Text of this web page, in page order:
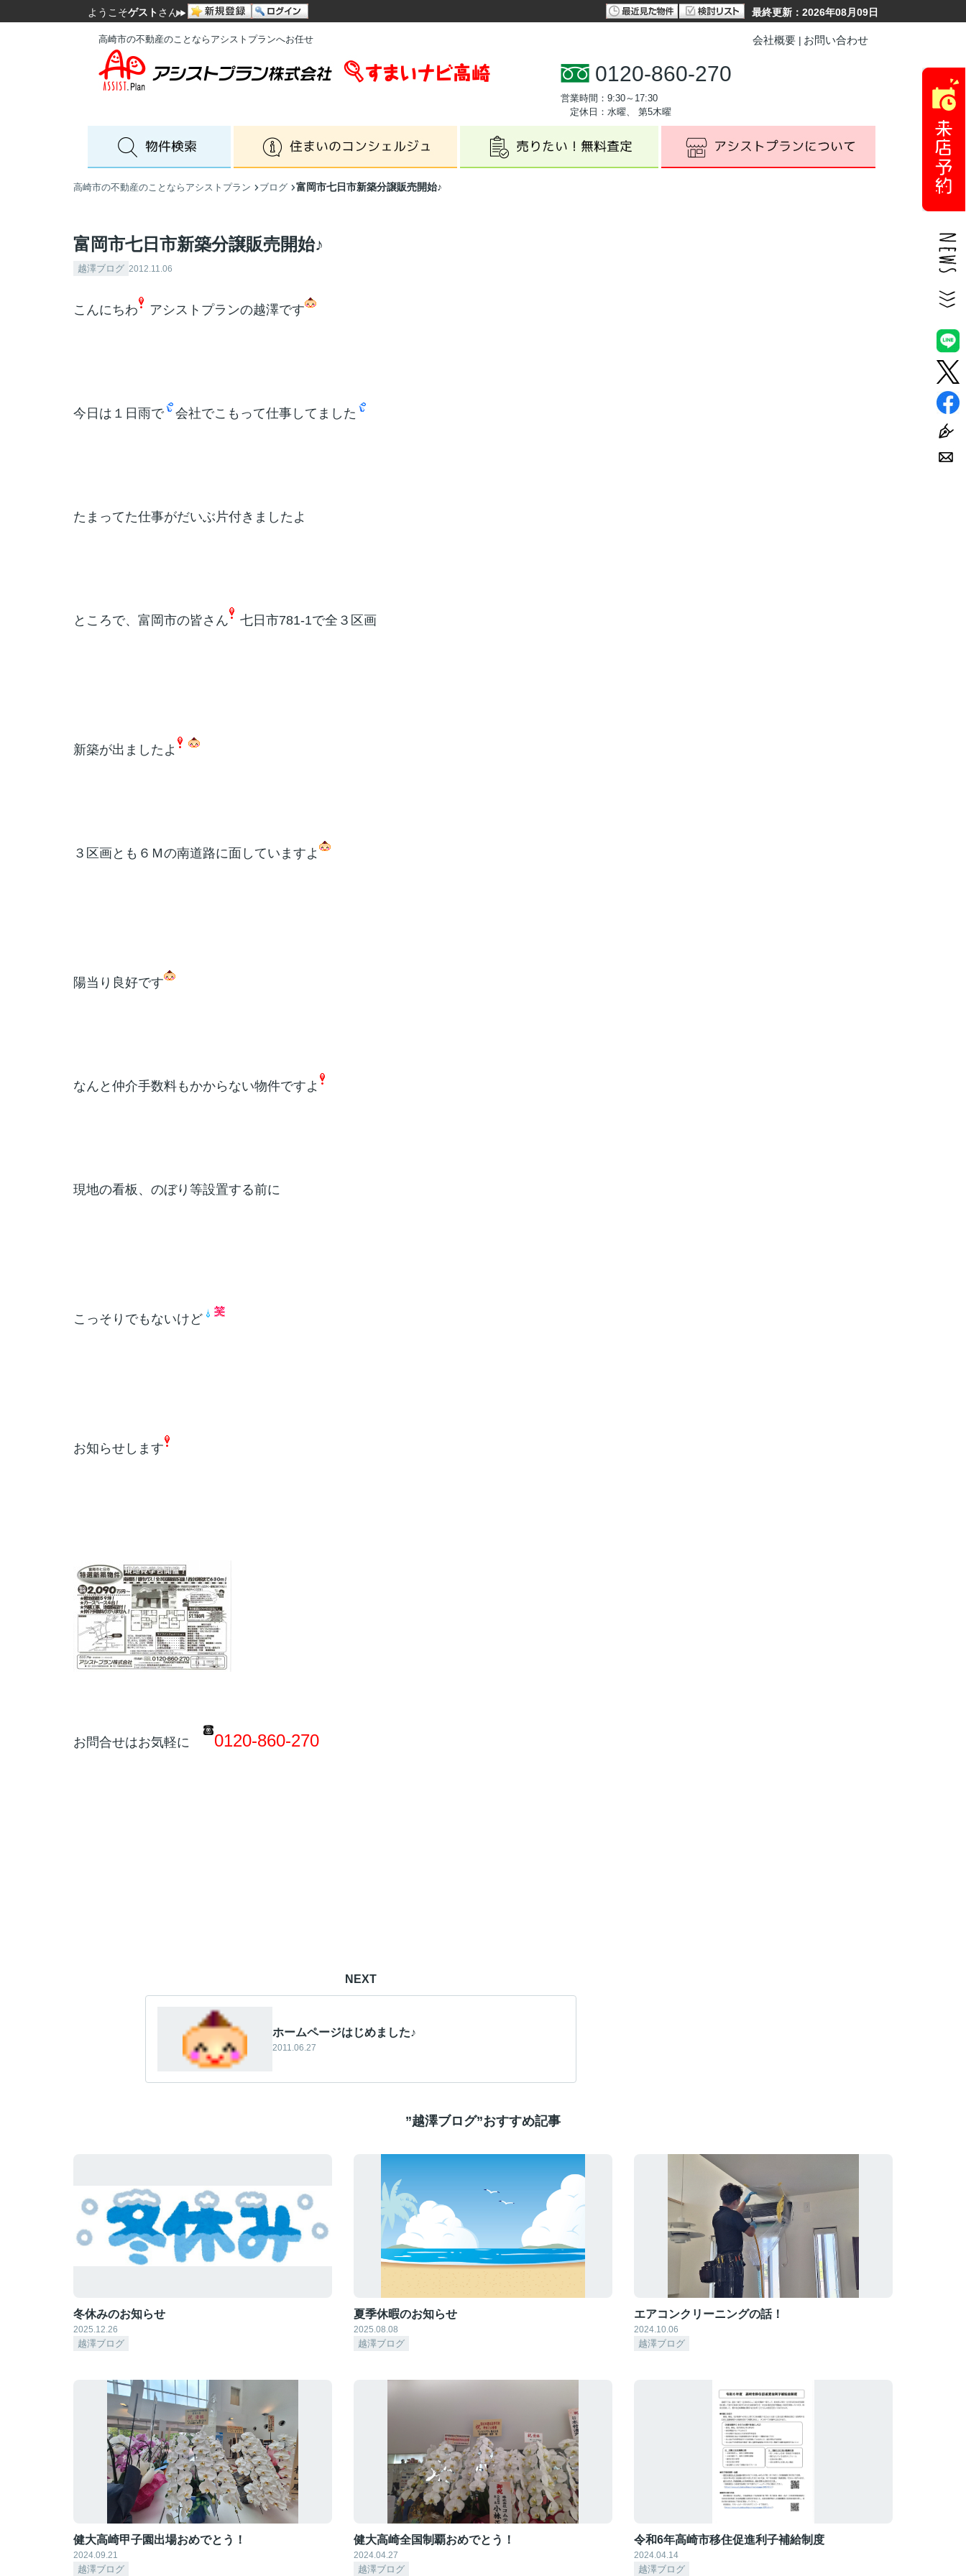
ようこそゲスト さん 最終更新：2026年08月09日
高崎市の不動産のことならアシストプランへお任せ 会社概要 お問い合わせ
0120-860-270
営業時間：9:30～17:30
定休日：水曜、 第5木曜
高崎市の不動産のことならアシストプラン ブログ 富岡市七日市新築分譲販売開始♪
富岡市七日市新築分譲販売開始♪
越澤ブログ 2012.11.06
こんにちわ アシストプランの越澤です
今日は１日雨で 会社でこもって仕事してました
たまってた仕事がだいぶ片付きましたよ
ところで、富岡市の皆さん 七日市781-1で全３区画
新築が出ましたよ
３区画とも６Ｍの南道路に面していますよ
陽当り良好です
なんと仲介手数料もかからない物件ですよ
現地の看板、のぼり等設置する前に
こっそりでもないけど
お知らせします
お問合せはお気軽に 0120-860-270
NEXT
ホームページはじめました♪
2011.06.27
”越澤ブログ”おすすめ記事
冬休みのお知らせ
2025.12.26
越澤ブログ
夏季休暇のお知らせ
2025.08.08
越澤ブログ
エアコンクリーニングの話！
2024.10.06
越澤ブログ
健大高崎甲子園出場おめでとう！
2024.09.21
越澤ブログ
健大高崎全国制覇おめでとう！
2024.04.27
越澤ブログ
令和6年高崎市移住促進利子補給制度
2024.04.14
越澤ブログ